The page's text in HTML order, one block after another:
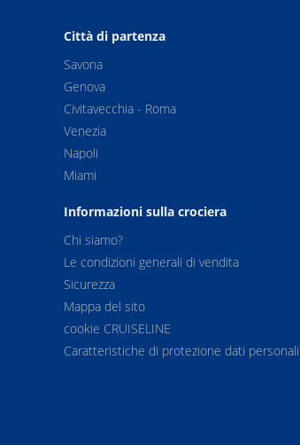
Città di partenza
Savona
Genova
Civitavecchia - Roma
Venezia
Napoli
Miami
Informazioni sulla crociera
Chi siamo?
Le condizioni generali di vendita
Sicurezza
Mappa del sito
cookie CRUISELINE
Caratteristiche di protezione dati personali